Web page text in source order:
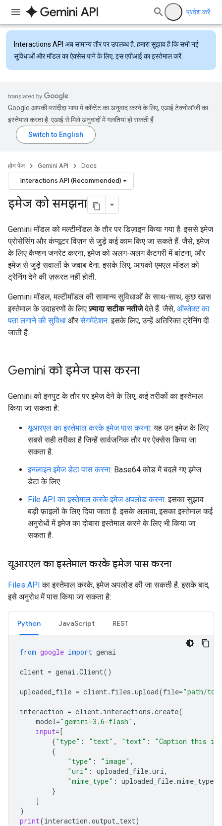
प्रवेश करें
Interactions API अब सामान्य तौर पर उपलब्ध है. हमारा सुझाव है कि सभी नई
सुविधाओं और मॉडल का ऐक्सेस पाने के लिए, इस एपीआई का इस्तेमाल करें.
Google आपकी पसंदीदा भाषा में कॉन्टेंट का अनुवाद करने के लिए, एआई टेक्नोलॉजी का
इस्तेमाल करता है. एआई से मिले अनुवादों में गलतियां हो सकती हैं.
होम पेज Gemini API Docs
Interactions API (Recommended)
इमेज को समझना
Gemini मॉडल को मल्टीमॉडल के तौर पर डिज़ाइन किया गया है. इससे इमेज
प्रोसेसिंग और कंप्यूटर विज़न से जुड़े कई काम किए जा सकते हैं. जैसे, इमेज
के लिए कैप्शन जनरेट करना, इमेज को अलग-अलग कैटगरी में बांटना, और
इमेज से जुड़े सवालों के जवाब देना. इसके लिए, आपको एमएल मॉडल को
ट्रेनिंग देने की ज़रूरत नहीं होती.
Gemini मॉडल, मल्टीमॉडल की सामान्य सुविधाओं के साथ-साथ, कुछ खास
इस्तेमाल के उदाहरणों के लिएज़्यादा सटीक नतीजेदेते हैं. जैसे, ऑब्जेक्ट का
पता लगाने की सुविधा औरसेगमेंटेशन. इसके लिए, उन्हें अतिरिक्त ट्रेनिंग दी
जाती है.
Gemini को इमेज पास करना
Gemini को इनपुट के तौर पर इमेज देने के लिए, कई तरीकों का इस्तेमाल
किया जा सकता है:
यूआरएल का इस्तेमाल करके इमेज पास करना: यह उन इमेज के लिए
सबसे सही तरीका है जिन्हें सार्वजनिक तौर पर ऐक्सेस किया जा
सकता है.
इनलाइन इमेज डेटा पास करना: Base64 कोड में बदले गए इमेज
डेटा के लिए.
File API का इस्तेमाल करके इमेज अपलोड करना: इसका सुझाव
बड़ी फ़ाइलों के लिए दिया जाता है. इसके अलावा, इसका इस्तेमाल कई
अनुरोधों में इमेज का दोबारा इस्तेमाल करने के लिए भी किया जा
सकता है.
यूआरएल का इस्तेमाल करके इमेज पास करना
Files API का इस्तेमाल करके, इमेज अपलोड की जा सकती है. इसके बाद,
इसे अनुरोध में पास किया जा सकता है:
Python JavaScript REST
from google import genai
client = genai .Client()
uploaded_file = client. files .upload(file="path/to/
interaction = client. interactions .create(
model="gemini-3.6-flash" ,
input=[
{"type" : "text" , "text" :
"Caption this
{
"type" : "image" ,
"uri" : uploaded_file.uri,
"mime_type" : uploaded_file.mime_type
}
]
)
print(interaction .output_text)